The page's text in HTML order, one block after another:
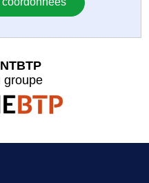
groupe